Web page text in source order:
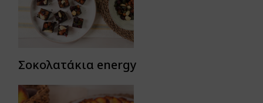
Σοκολατάκια energy